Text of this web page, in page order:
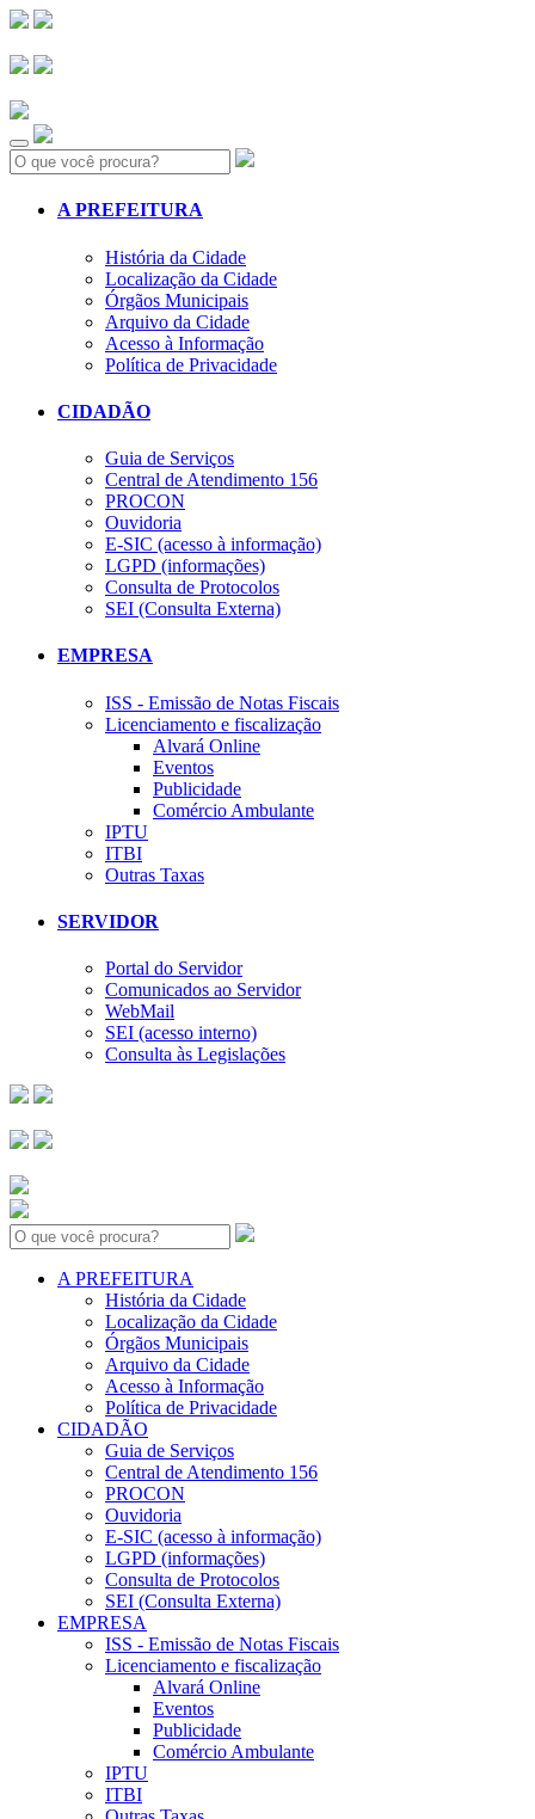
Search:
A PREFEITURA
História da Cidade
Localização da Cidade
Órgãos Municipais
Arquivo da Cidade
Acesso à Informação
Política de Privacidade
CIDADÃO
Guia de Serviços
Central de Atendimento 156
PROCON
Ouvidoria
E-SIC (acesso à informação)
LGPD (informações)
Consulta de Protocolos
SEI (Consulta Externa)
EMPRESA
ISS - Emissão de Notas Fiscais
Licenciamento e fiscalização
Alvará Online
Eventos
Publicidade
Comércio Ambulante
IPTU
ITBI
Outras Taxas
SERVIDOR
Portal do Servidor
Comunicados ao Servidor
WebMail
SEI (acesso interno)
Consulta às Legislações
Search:
A PREFEITURA
História da Cidade
Localização da Cidade
Órgãos Municipais
Arquivo da Cidade
Acesso à Informação
Política de Privacidade
CIDADÃO
Guia de Serviços
Central de Atendimento 156
PROCON
Ouvidoria
E-SIC (acesso à informação)
LGPD (informações)
Consulta de Protocolos
SEI (Consulta Externa)
EMPRESA
ISS - Emissão de Notas Fiscais
Licenciamento e fiscalização
Alvará Online
Eventos
Publicidade
Comércio Ambulante
IPTU
ITBI